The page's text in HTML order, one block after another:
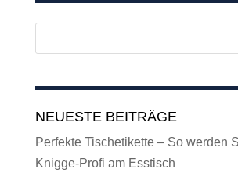
NEUESTE BEITRÄGE
Perfekte Tischetikette – So werden
Knigge-Profi am Esstisch